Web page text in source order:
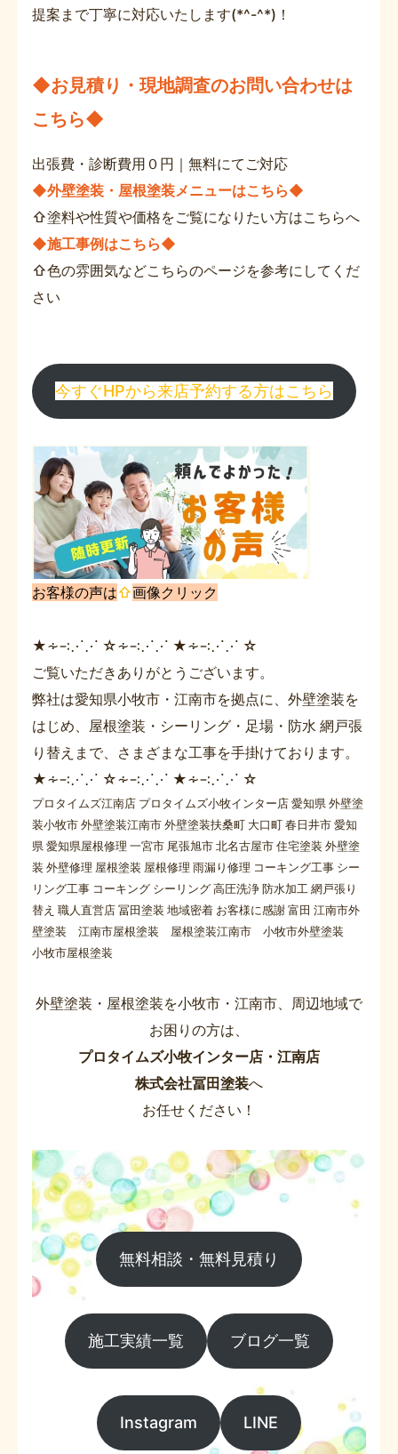
提案まで丁寧に対応いたします(*^-^*)！
◆お見積り・現地調査のお問い合わせは
こちら◆
出張費・診断費用０円｜無料にてご対応
◆外壁塗装・屋根塗装メニューはこちら◆
⇧塗料や性質や価格をご覧になりたい方はこちらへ
◆施工事例はこちら◆
⇧色の雰囲気などこちらのページを参考にしてくだ
さい
今すぐHPから来店予約する方はこちら
お客様の声は⇧画像クリック
★∻∹⋰⋰ ☆∻∹⋰⋰ ★∻∹⋰⋰ ☆
ご覧いただきありがとうございます。
弊社は愛知県小牧市・江南市を拠点に、外壁塗装を
はじめ、屋根塗装・シーリング・足場・防水 網戸張
り替えまで、さまざまな工事を手掛けております。
★∻∹⋰⋰ ☆∻∹⋰⋰ ★∻∹⋰⋰ ☆
プロタイムズ江南店 プロタイムズ小牧インター店 愛知県 外壁塗
装小牧市 外壁塗装江南市 外壁塗装扶桑町 大口町 春日井市 愛知
県 愛知県屋根修理 一宮市 尾張旭市 北名古屋市 住宅塗装 外壁塗
装 外壁修理 屋根塗装 屋根修理 雨漏り修理 コーキング工事 シー
リング工事 コーキング シーリング 高圧洗浄 防水加工 網戸張り
替え 職人直営店 冨田塗装 地域密着 お客様に感謝 富田 江南市外
壁塗装 江南市屋根塗装 屋根塗装江南市 小牧市外壁塗装
小牧市屋根塗装
外壁塗装・屋根塗装を小牧市・江南市、周辺地域で
お困りの方は、
プロタイムズ小牧インター店・江南店
株式会社冨田塗装へ
お任せください！
無料相談・無料見積り
施工実績一覧 ブログ一覧
Instagram LINE